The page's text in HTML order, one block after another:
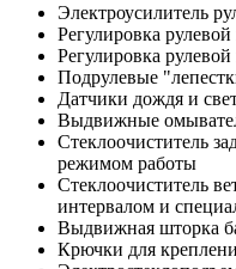
Электроусилитель
Регулировка
Регулировка
Подрулевые
Датчики дождя и
Выдвижные
Стеклоочиститель
режимом работы
Стеклоочиститель
интервалом и
Выдвижная шторка
Крючки для